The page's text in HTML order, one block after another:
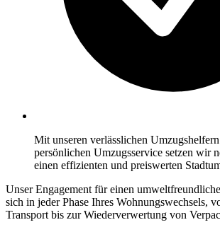
Mit unseren verlässlichen
persönlichen Umzugsservice setzen wir
einen effizienten und preiswerten
Unser Engagement für einen
sich in jeder Phase Ihres Wohnungswechsels,
Transport bis zur Wiederverwertung von